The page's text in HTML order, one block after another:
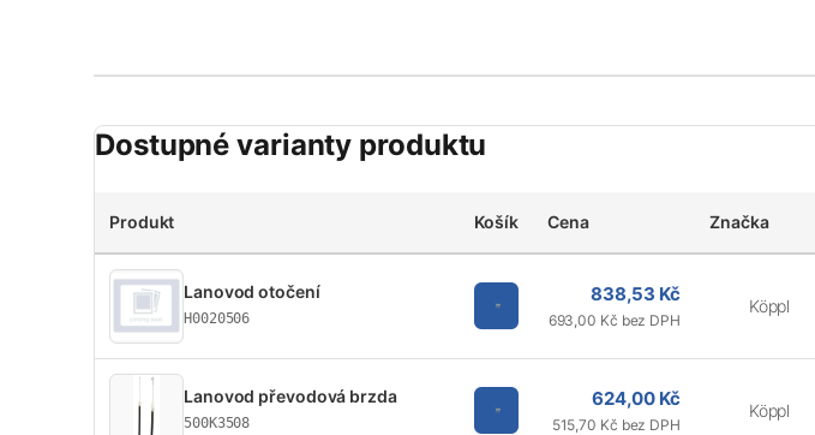
Dostupné varianty produktu
Produkt Košík Cena Značka
Lanovod otočení
H0020506
838,53 Kč
693,00 Kč bez DPH
Köppl
Lanovod převodová brzda
500K3508
624,00 Kč
515,70 Kč bez DPH
Köppl